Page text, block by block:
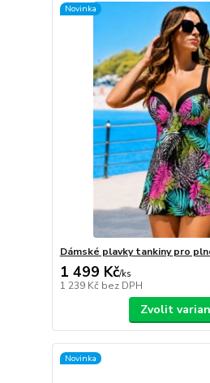
Novinka
Dámské plavky tankiny pro
1 499 Kč/ks
1 239 Kč bez DPH
Zvolit
Novinka